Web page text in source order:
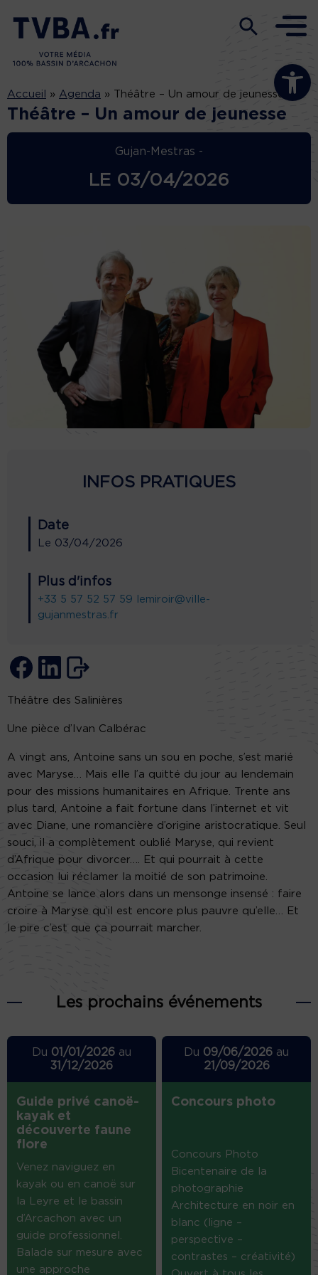
Ouvrir la
Accueil » Agenda » Théâtre – Un amour de jeunesse
Théâtre – Un amour de jeunesse
Gujan-Mestras -
LE 03/04/2026
INFOS PRATIQUES
Date
Le 03/04/2026
Plus d'infos
+33 5 57 52 57 59
lemiroir@ville-
gujanmestras.fr
Théâtre des Salinières
Une pièce d’Ivan Calbérac
A vingt ans, Antoine sans un sou en poche, s’est marié
avec Maryse… Mais elle l’a quitté du jour au lendemain
pour des missions humanitaires en Afrique. Trente ans
plus tard, Antoine a fait fortune dans l’internet et vit
avec Diane, une romancière d’origine aristocratique. Seul
souci, il a complètement oublié Maryse, qui revient
d’Afrique pour divorcer…. Et qui pourrait à cette
occasion lui réclamer la moitié de son patrimoine.
Antoine se lance alors dans un mensonge insensé : faire
croire à Maryse qu’il est encore plus pauvre qu’elle… Et
le pire c’est que ça pourrait marcher.
Les prochains événements
Du 01/01/2026au
31/12/2026
Guide privé canoë-
kayak et
découverte faune
flore
Venez naviguez en
kayak ou en canoë sur
la Leyre et le bassin
d’Arcachon avec un
guide professionnel.
Balade sur mesure avec
une approche
Du 09/06/2026 au
21/09/2026
Concours photo
Concours Photo
Bicentenaire de la
photographie
Architecture en noir en
blanc (ligne –
perspective –
contrastes – créativité)